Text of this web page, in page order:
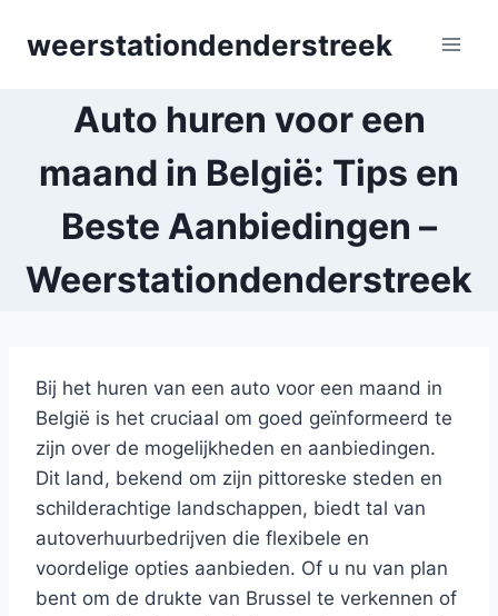
weerstationdenderstreek
Auto huren voor een
maand in België: Tips en
Beste Aanbiedingen –
Weerstationdenderstreek
Bij het huren van een auto voor een maand in
België is het cruciaal om goed geïnformeerd te
zijn over de mogelijkheden en aanbiedingen.
Dit land, bekend om zijn pittoreske steden en
schilderachtige landschappen, biedt tal van
autoverhuurbedrijven die flexibele en
voordelige opties aanbieden. Of u nu van plan
bent om de drukte van Brussel te verkennen of